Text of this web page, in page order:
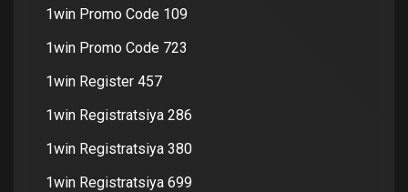
1win Promo Code 109
1win Promo Code 723
1win Register 457
1win Registratsiya 286
1win Registratsiya 380
1win Registratsiya 699